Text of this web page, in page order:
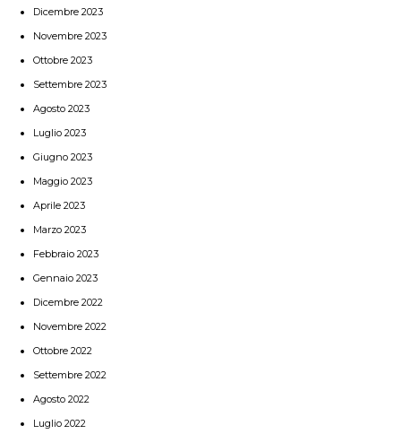
Dicembre 2023
Novembre 2023
Ottobre 2023
Settembre 2023
Agosto 2023
Luglio 2023
Giugno 2023
Maggio 2023
Aprile 2023
Marzo 2023
Febbraio 2023
Gennaio 2023
Dicembre 2022
Novembre 2022
Ottobre 2022
Settembre 2022
Agosto 2022
Luglio 2022